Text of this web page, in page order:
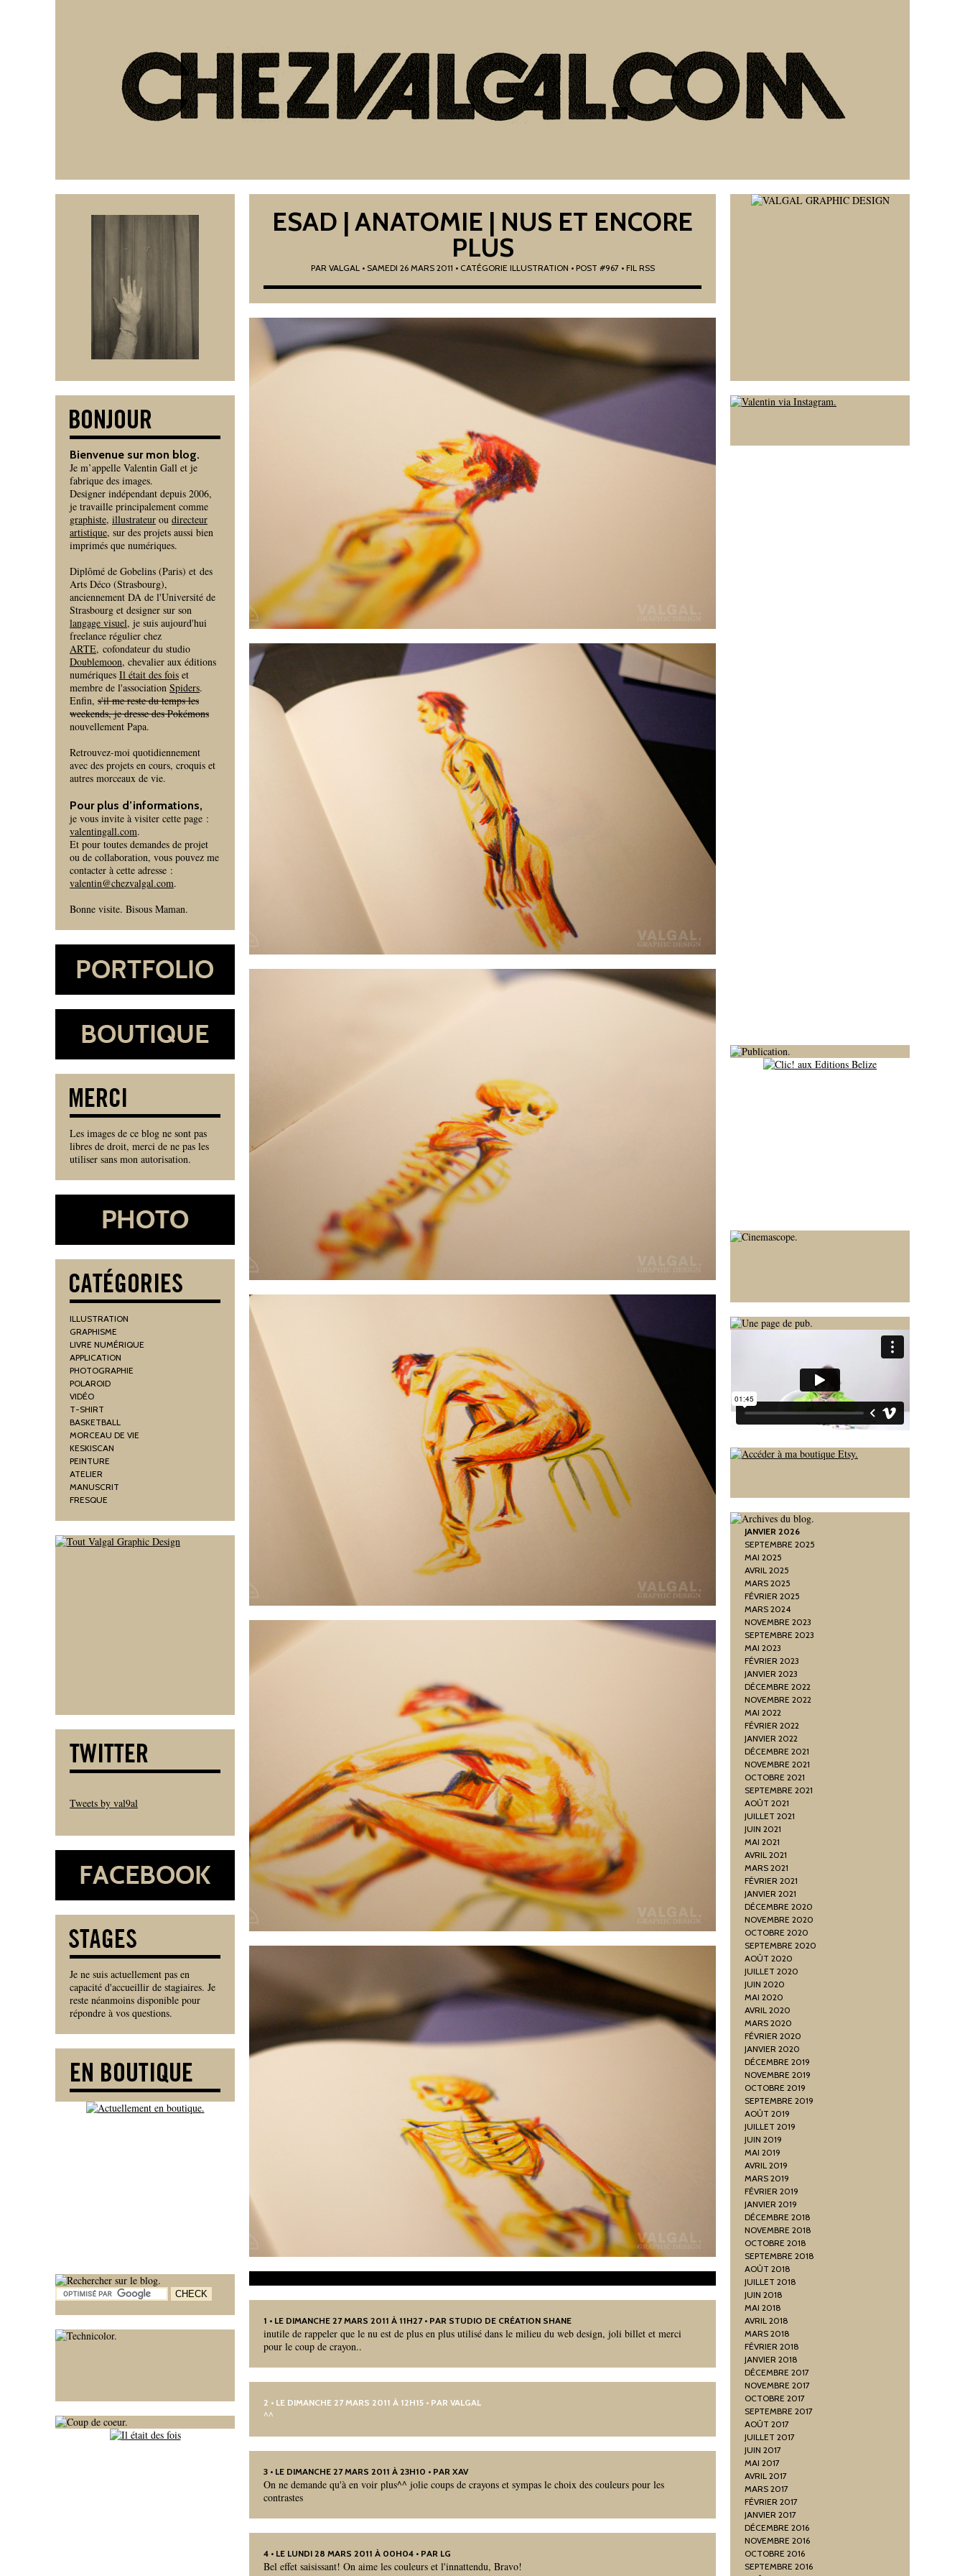
ESAD | ANATOMIE | NUS ET ENCORE
PLUS
PAR VALGAL• SAMEDI 26 MARS 2011 • CATÉGORIE ILLUSTRATION • POST #967 • FIL RSS
1 • LE DIMANCHE 27 MARS 2011 À 11H27 • PAR STUDIO DE CRÉATION SHANE
inutile de rappeler que le nu est de plus en plus utilisé dans le milieu du web design, joli billet et merci
pour le coup de crayon..
2 • LE DIMANCHE 27 MARS 2011 À 12H15 • PAR VALGAL
^^
3 • LE DIMANCHE 27 MARS 2011 À 23H10 • PAR XAV
On ne demande qu'à en voir plus^^ jolie coups de crayons et sympas le choix des couleurs pour les
contrastes
4 • LE LUNDI 28 MARS 2011 À 00H04 • PAR LG
Bel effet saisissant! On aime les couleurs et l'innattendu, Bravo!
Bienvenue sur mon blog.
Je m’appelle Valentin Gall et je
fabrique des images.
Designer indépendant depuis 2006,
je travaille principalement comme
graphiste, illustrateur ou directeur
artistique, sur des projets aussi bien
imprimés que numériques.
Diplômé de Gobelins (Paris) et des
Arts Déco (Strasbourg),
anciennement DA de l'Université de
Strasbourg et designer sur son
langage visuel, je suis aujourd'hui
freelance régulier chez
ARTE, cofondateur du studio
Doublemoon, chevalier aux éditions
numériques Il était des fois et
membre de l'association Spiders.
Enfin, s'il me reste du temps les
weekends, je dresse des Pokémons
nouvellement Papa.
Retrouvez-moi quotidiennement
avec des projets en cours, croquis et
autres morceaux de vie.
Pour plus d’informations,
je vous invite à visiter cette page :
valentingall.com.
Et pour toutes demandes de projet
ou de collaboration, vous pouvez me
contacter à cette adresse :
valentin@chezvalgal.com.
Bonne visite. Bisous Maman.
Les images de ce blog ne sont pas
libres de droit, merci de ne pas les
utiliser sans mon autorisation.
ILLUSTRATION
GRAPHISME
LIVRE NUMÉRIQUE
APPLICATION
PHOTOGRAPHIE
POLAROID
VIDÉO
T-SHIRT
BASKETBALL
MORCEAU DE VIE
KESKISCAN
PEINTURE
ATELIER
MANUSCRIT
FRESQUE
Tweets by val9al
Je ne suis actuellement pas en
capacité d'accueillir de stagiaires. Je
reste néanmoins disponible pour
répondre à vos questions.
JANVIER 2026
SEPTEMBRE 2025
MAI 2025
AVRIL 2025
MARS 2025
FÉVRIER 2025
MARS 2024
NOVEMBRE 2023
SEPTEMBRE 2023
MAI 2023
FÉVRIER 2023
JANVIER 2023
DÉCEMBRE 2022
NOVEMBRE 2022
MAI 2022
FÉVRIER 2022
JANVIER 2022
DÉCEMBRE 2021
NOVEMBRE 2021
OCTOBRE 2021
SEPTEMBRE 2021
AOÛT 2021
JUILLET 2021
JUIN 2021
MAI 2021
AVRIL 2021
MARS 2021
FÉVRIER 2021
JANVIER 2021
DÉCEMBRE 2020
NOVEMBRE 2020
OCTOBRE 2020
SEPTEMBRE 2020
AOÛT 2020
JUILLET 2020
JUIN 2020
MAI 2020
AVRIL 2020
MARS 2020
FÉVRIER 2020
JANVIER 2020
DÉCEMBRE 2019
NOVEMBRE 2019
OCTOBRE 2019
SEPTEMBRE 2019
AOÛT 2019
JUILLET 2019
JUIN 2019
MAI 2019
AVRIL 2019
MARS 2019
FÉVRIER 2019
JANVIER 2019
DÉCEMBRE 2018
NOVEMBRE 2018
OCTOBRE 2018
SEPTEMBRE 2018
AOÛT 2018
JUILLET 2018
JUIN 2018
MAI 2018
AVRIL 2018
MARS 2018
FÉVRIER 2018
JANVIER 2018
DÉCEMBRE 2017
NOVEMBRE 2017
OCTOBRE 2017
SEPTEMBRE 2017
AOÛT 2017
JUILLET 2017
JUIN 2017
MAI 2017
AVRIL 2017
MARS 2017
FÉVRIER 2017
JANVIER 2017
DÉCEMBRE 2016
NOVEMBRE 2016
OCTOBRE 2016
SEPTEMBRE 2016